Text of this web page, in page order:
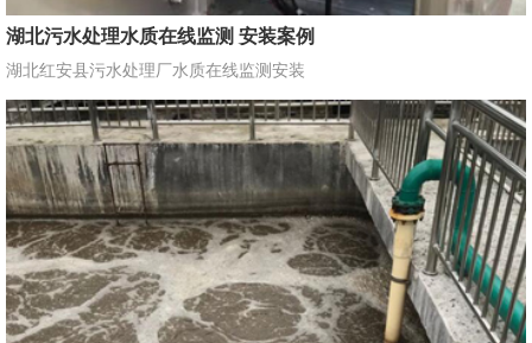
湖北污水处理水质在线监测 安装案例
湖北红安县污水处理厂水质在线监测安装